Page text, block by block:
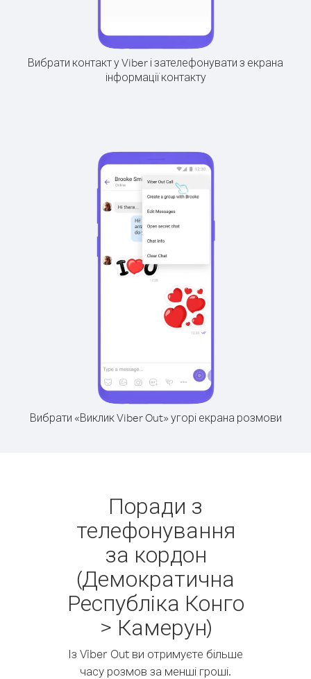
Вибрати контакт у Viber і зателефонувати з екрана
інформації контакту
Вибрати «Виклик Viber Out» угорі екрана розмови
Поради з
телефонування
за кордон
(Демократична
Республіка Конго
> Камерун)
Із Viber Out ви отримуєте більше
часу розмов за менші гроші.